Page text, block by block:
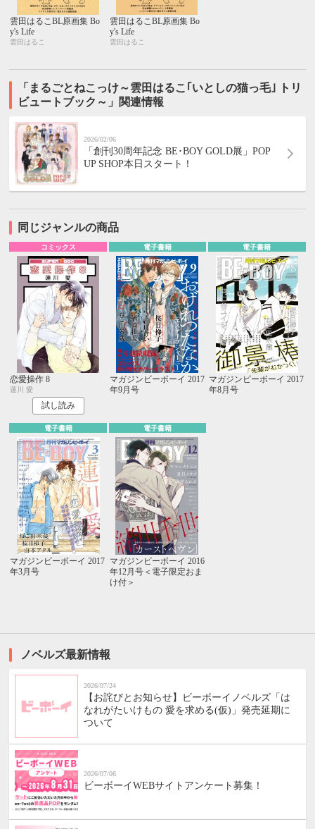
雲田はるこBL原画集 Bo
y's Life
雲田はるこ
雲田はるこBL原画集 Bo
y's Life
雲田はるこ
「まるごとねこっけ～雲田はるこ｢いとしの猫っ毛｣ トリ
ビュートブック～」関連情報
2026/02/06
「創刊30周年記念 BE･BOY GOLD展」POP
UP SHOP本日スタート！
同じジャンルの商品
コミックス
恋愛操作 8
蓮川 愛
試し読み
電子書籍
マガジンビーボーイ 2017
年9月号
電子書籍
マガジンビーボーイ 2017
年8月号
電子書籍
マガジンビーボーイ 2017
年3月号
電子書籍
マガジンビーボーイ 2016
年12月号＜電子限定おま
け付＞
ノベルズ最新情報
2026/07/24
【お詫びとお知らせ】ビーボーイノベルズ「は
なれがたいけもの 愛を求める(仮)」発売延期に
ついて
2026/07/06
ビーボーイWEBサイトアンケート募集！